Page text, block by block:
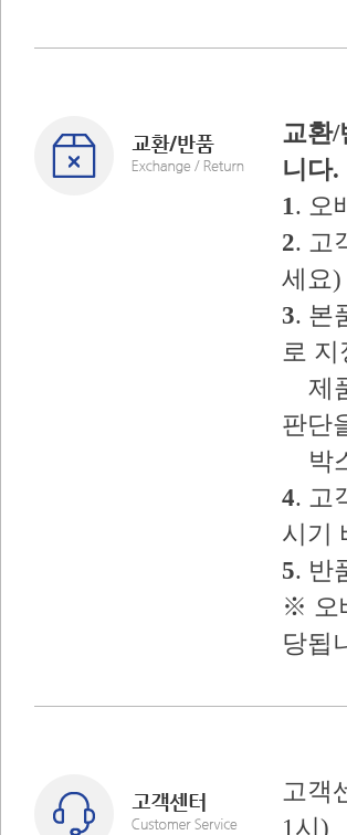
교환
니다.
1. 오
2. 고
세요)
3. 본
로
제
판단
박
4. 고
시기
5. 반
※ 오
당됩
고객
1시)